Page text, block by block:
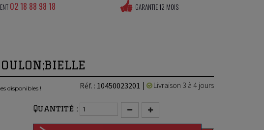
02 18 88 98 18 GARANTIE 12 MOIS
Livraison 3 à 4 jours
disponibles ! Réf. : 10450023201
Quantité :